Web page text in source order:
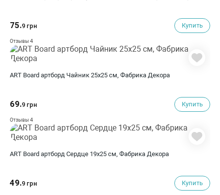
75.9 грн Купить
Отзывы 4
ART Board артборд Чайник 25х25 см, Фабрика Декора
69.9 грн Купить
Отзывы 4
ART Board артборд Сердце 19х25 см, Фабрика Декора
49.9 грн Купить